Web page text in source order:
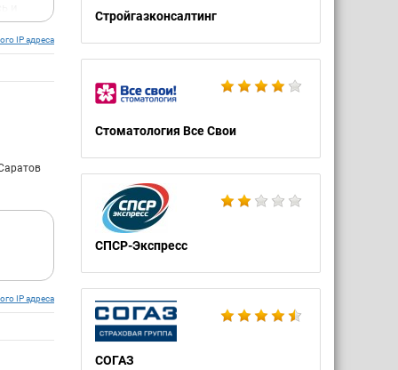
Стройгазконсалтинг
Стоматология Все Свои
СПСР-Экспресс
СОГАЗ
и
свои
не
со
IP адреса
IP адреса